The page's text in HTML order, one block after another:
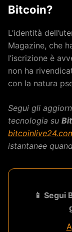
Bitcoin?
L’identità
Magazine, che
l’iscrizione è
non ha
con la natura
Segui gli
tecnologia su
istantanee
📱 Segui